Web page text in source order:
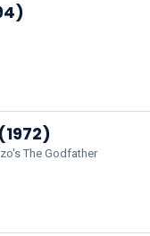
The Godfather